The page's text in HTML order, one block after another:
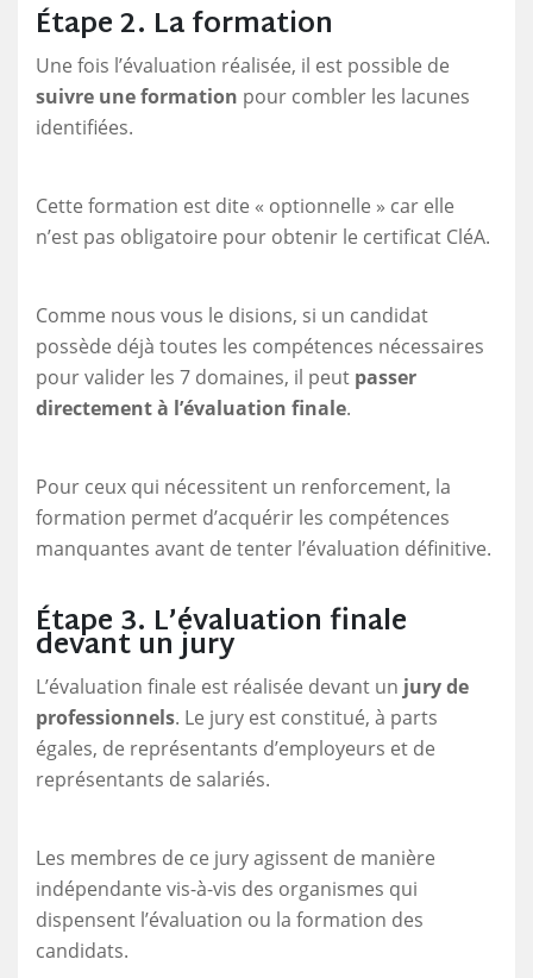
Étape2. La formation
Une fois l’évaluation réalisée, il est possible de
suivre une formation pour combler les lacunes
identifiées.
Cette formation est dite « optionnelle » car elle
n’est pas obligatoire pour obtenir le certificat CléA.
Comme nous vous le disions, si un candidat
possède déjà toutes les compétences nécessaires
pour valider les 7 domaines, il peut passer
directement à l’évaluation finale.
Pour ceux qui nécessitent un renforcement, la
formation permet d’acquérir les compétences
manquantes avant de tenter l’évaluation définitive.
Étape3. L’évaluation finale
devant un jury
L’évaluation finale est réalisée devant un jury de
professionnels. Le jury est constitué, à parts
égales, de représentants d’employeurs et de
représentants de salariés.
Les membres de ce jury agissent de manière
indépendante vis-à-vis des organismes qui
dispensent l’évaluation ou la formation des
candidats.